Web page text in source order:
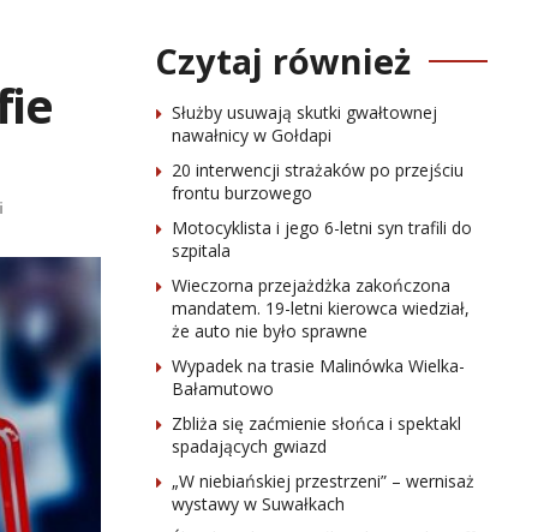
Czytaj również
Służby usuwają skutki gwałtownej
nawałnicy w Gołdapi
20 interwencji strażaków po przejściu
frontu burzowego
Motocyklista i jego 6-letni syn trafili do
szpitala
Wieczorna przejażdżka zakończona
mandatem. 19-letni kierowca wiedział,
że auto nie było sprawne
Wypadek na trasie Malinówka Wielka-
Bałamutowo
Zbliża się zaćmienie słońca i spektakl
spadających gwiazd
„W niebiańskiej przestrzeni” – wernisaż
wystawy w Suwałkach